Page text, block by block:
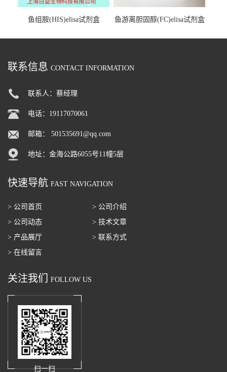
鱼组胺(HIS)elisa试剂盒 鱼游离胆固醇(FC)elisa试剂盒
联系信息 CONTACT INFORMATION
联系人：蔡经理
电话：19117070061
邮箱： 501535691@qq.com
地址：金海公路6055号11幢5层
快速导航 FAST NAVIGATION
> 公司首页
> 公司介绍
> 公司动态
> 技术文章
> 产品展厅
> 联系方式
> 在线留言
关注我们 FOLLOW US
扫一扫